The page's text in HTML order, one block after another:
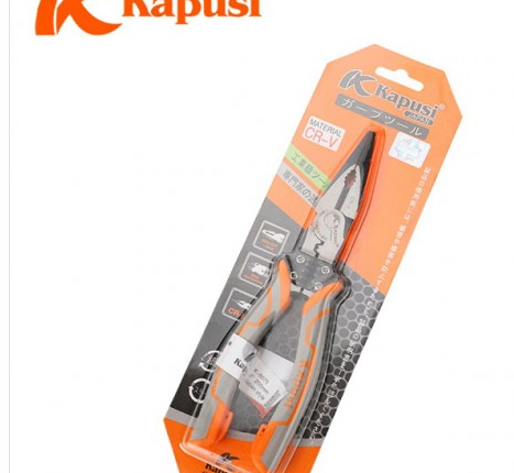
Aksesoris Kamera
Baterai
Alat Monitor Kesehatan